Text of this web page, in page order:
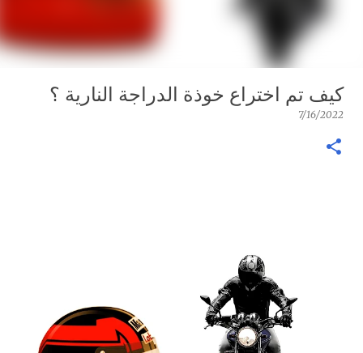
كيف تم اختراع خوذة الدراجة النارية ؟
7/16/2022